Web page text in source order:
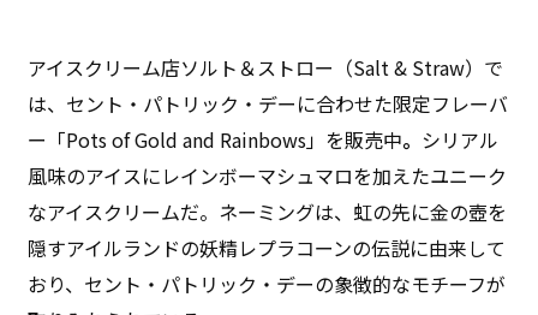
アイスクリーム店ソルト＆ストロー（Salt & Straw）で
は、セント・パトリック・デーに合わせた限定フレーバ
ー「Pots of Gold and Rainbows」を販売中。 シリアル
風味のアイスにレインボーマシュマロを加えたユニーク
なアイスクリームだ。ネーミングは、虹の先に金の壺を
隠すアイルランドの妖精レプラコーンの伝説に由来して
おり、セント・パトリック・デーの象徴的なモチーフが